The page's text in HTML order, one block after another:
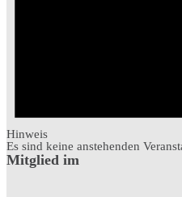
Hinweis
Es sind keine anstehenden
Mitglied im